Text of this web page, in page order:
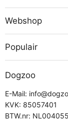
Webshop
Populair
Dogzoo
E-Mail:
KVK: 85057401
BTW.nr: